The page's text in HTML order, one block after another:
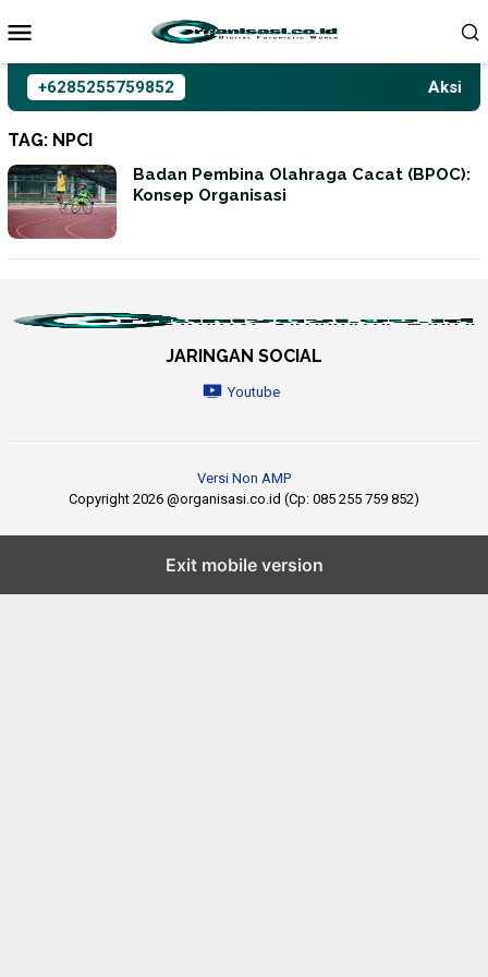
ke
+6285255759852
TAG: NPCI
Badan Pembina Olahraga Cacat (BPOC):
Konsep Organisasi
JARINGAN SOCIAL
Youtube
Versi Non AMP
Copyright 2026 @organisasi.co.id (Cp: 085 255 759 852)
Exit mobile version